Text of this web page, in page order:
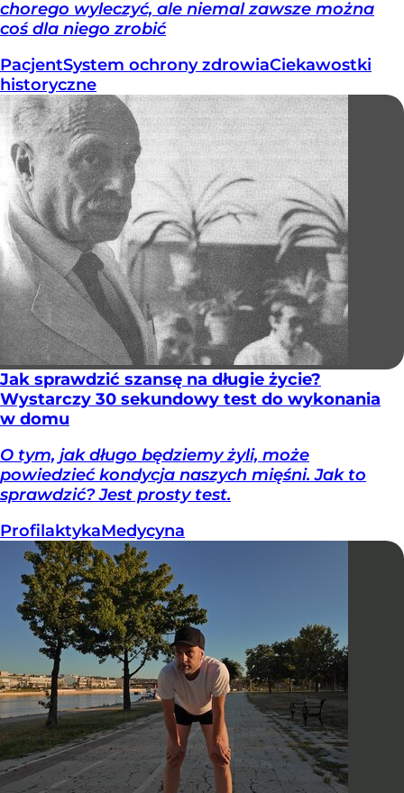
chorego wyleczyć, ale niemal zawsze można
coś dla niego zrobić
PacjentSystem ochrony zdrowiaCiekawostki
historyczne
Jak sprawdzić szansę na długie życie?
Wystarczy 30 sekundowy test do wykonania
w domu
O tym, jak długo będziemy żyli, może
powiedzieć kondycja naszych mięśni. Jak to
sprawdzić? Jest prosty test.
ProfilaktykaMedycyna